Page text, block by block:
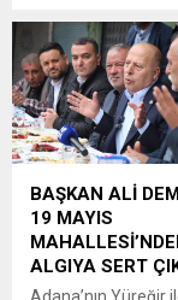
Mustafa Kemal
saat 04.00
saldırıya uğradı. İki
bacağından ve
vurulan Caf, şehir
hastanesinde
alındı. Silahlı
gerçekleştiren...
BAŞKAN ALİ
19 MAYIS
ALGIYA SERT
Adana’nın Yüreğir